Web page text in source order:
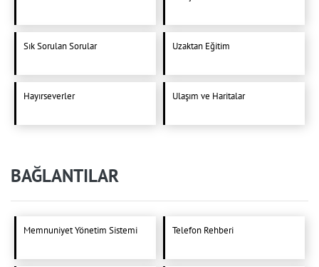
Sık Sorulan Sorular Uzaktan Eğitim
Hayırseverler Ulaşım ve Haritalar
BAĞLANTILAR
Memnuniyet Yönetim Sistemi Telefon Rehberi